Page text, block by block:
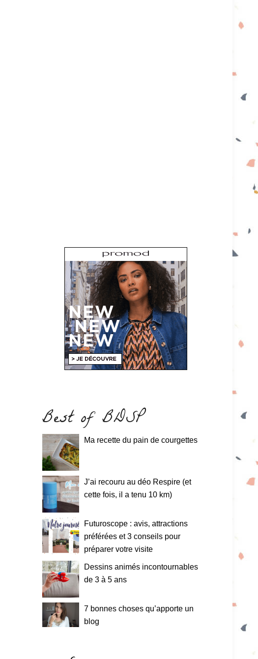
Best of BDSP
Ma recette du pain de courgettes
J’ai recouru au déo Respire (et
cette fois, il a tenu 10 km)
Futuroscope : avis, attractions
préférées et 3 conseils pour
préparer votre visite
Dessins animés incontournables
de 3 à 5 ans
7 bonnes choses qu’apporte un
blog